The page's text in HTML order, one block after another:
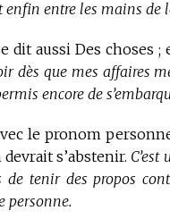
entre les mains de
dit aussi Des choses
dès que mes affaires
encore de
le pronom
s’abstenir.
de tenir des propos
personne.